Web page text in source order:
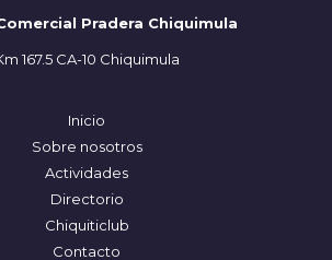
Pradera Chiquimula
167.5 CA-10 Chiquimula
Inicio
Sobre nosotros
Actividades
Directorio
Chiquiticlub
Contacto